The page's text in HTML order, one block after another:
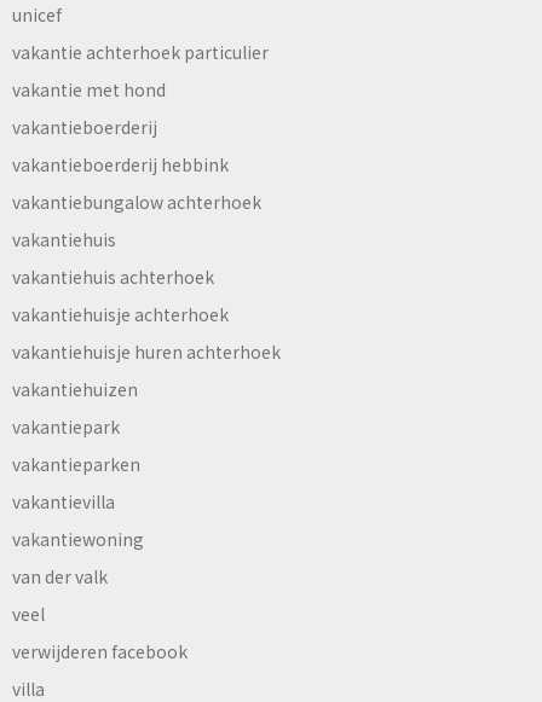
unicef
vakantie achterhoek particulier
vakantie met hond
vakantieboerderij
vakantieboerderij hebbink
vakantiebungalow achterhoek
vakantiehuis
vakantiehuis achterhoek
vakantiehuisje achterhoek
vakantiehuisje huren achterhoek
vakantiehuizen
vakantiepark
vakantieparken
vakantievilla
vakantiewoning
van der valk
veel
verwijderen facebook
villa